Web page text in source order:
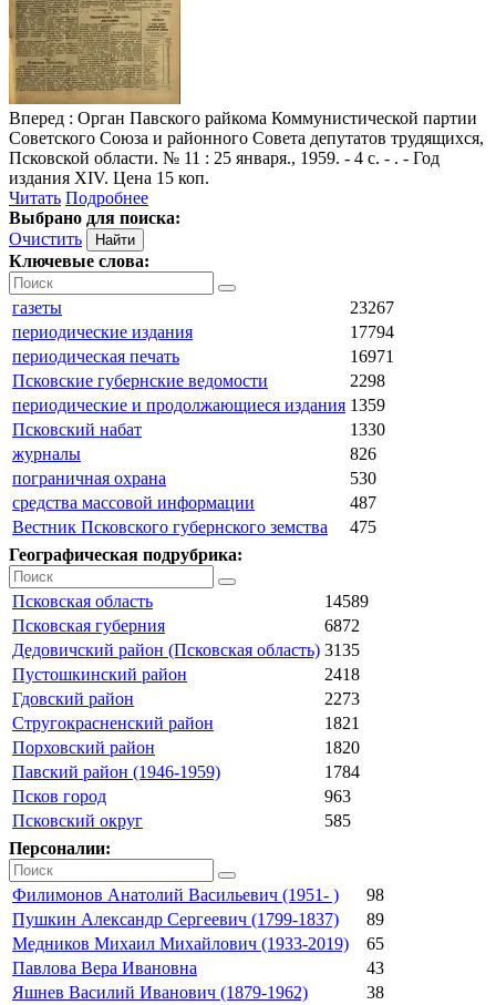
Вперед : Орган Павского райкома Коммунистической партии
Советского Союза и районного Совета депутатов трудящихся,
Псковской области. № 11 : 25 января., 1959. - 4 с. - . - Год
издания XIV. Цена 15 коп.
Читать Подробнее
Выбрано для поиска:
Очистить
Ключевые слова:
газеты
23267
периодические издания
17794
периодическая печать
16971
Псковские губернские ведомости
2298
периодические и продолжающиеся издания 1359
Псковский набат
1330
журналы
826
пограничная охрана
530
средства массовой информации
487
Вестник Псковского губернского земства
475
Географическая подрубрика:
Псковская область
14589
Псковская губерния
6872
Дедовичский район (Псковская область) 3135
Пустошкинский район
2418
Гдовский район
2273
Стругокрасненский район
1821
Порховский район
1820
Павский район (1946-1959)
1784
Псков город
963
Псковский округ
585
Персоналии:
Филимонов Анатолий Васильевич (1951- )
98
Пушкин Александр Сергеевич (1799-1837)
89
Медников Михаил Михайлович (1933-2019)
65
Павлова Вера Ивановна
43
Яшнев Василий Иванович (1879-1962)
38